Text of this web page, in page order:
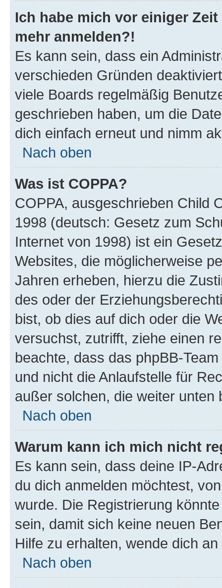
Ich habe mich vor einiger
mehr anmelden?!
Es kann sein, dass ein
verschieden Gründen
viele Boards regelmäßig
geschrieben haben, um die
dich einfach erneut und nimm
Nach oben
Was ist COPPA?
COPPA, ausgeschrieben Child
1998 (deutsch: Gesetz zum
Internet von 1998) ist ein
Websites, die möglicherweise
Jahren erheben, hierzu die
des oder der
bist, ob dies auf dich oder die
versuchst, zutrifft, ziehe einen
beachte, dass das phpBB-
und nicht die Anlaufstelle für
außer solchen, die weiter unten
Nach oben
Warum kann ich mich nicht
Es kann sein, dass deine IP-
du dich anmelden möchtest,
wurde. Die Registrierung
sein, damit sich keine neuen
Hilfe zu erhalten, wende dich
Nach oben